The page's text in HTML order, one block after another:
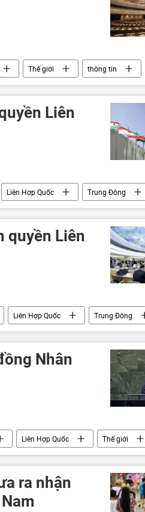
Thế giới
thông tin
Geneva Thụy Sĩ
Liên
Liên Hợp Quốc
Trung Đông
quyền Liên
Liên Hợp Quốc
Trung Đông
Nhân
Liên Hợp Quốc Thế giới
ra nhận